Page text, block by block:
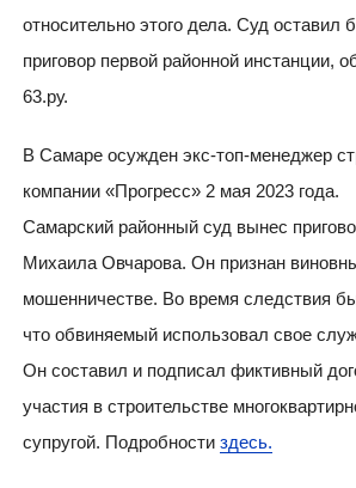
относительно этого дела. Суд оставил
приговор первой районной инстанции,
63.ру.
В Самаре осужден экс-топ-менеджер
компании «Прогресс» 2 мая 2023 года.
Самарский районный суд вынес
Михаила Овчарова. Он признан
мошенничестве. Во время следствия
что обвиняемый использовал свое
Он составил и подписал фиктивный
участия в строительстве
супругой. Подробности здесь.